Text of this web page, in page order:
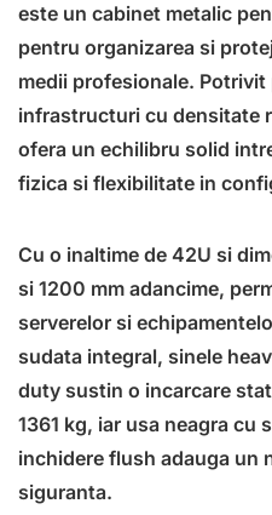
este un cabinet metalic
pentru organizarea si
medii profesionale.
infrastructuri cu densitate
ofera un echilibru solid
fizica si flexibilitate in
Cu o inaltime de 42U si
si 1200 mm adancime,
serverelor si
sudata integral, sinele
duty sustin o incarcare
1361 kg, iar usa neagra cu
inchidere flush adauga un
siguranta.